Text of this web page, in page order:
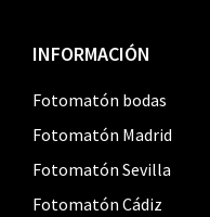
Footer
INFORMACIÓN
Fotomatón bodas
Fotomatón Madrid
Fotomatón Sevilla
Fotomatón Cádiz